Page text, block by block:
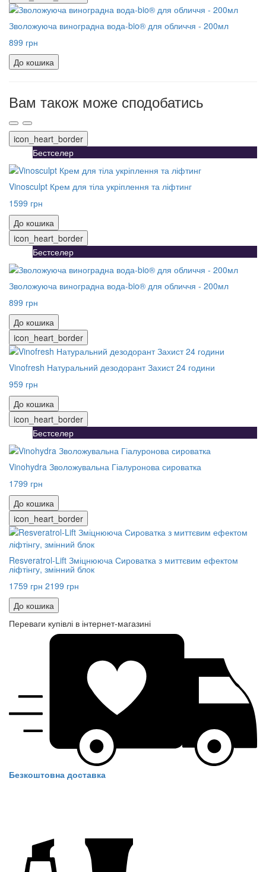
Зволожуюча виноградна вода-bio® для обличчя - 200мл
899 грн
До кошика
Вам також може сподобатись
icon_heart_border
Бестселер
Vinosculpt Крем для тіла укріплення та ліфтинг
1599 грн
До кошика
icon_heart_border
Бестселер
Зволожуюча виноградна вода-bio® для обличчя - 200мл
899 грн
До кошика
icon_heart_border
Vinofresh Натуральний дезодорант Захист 24 години
959 грн
До кошика
icon_heart_border
Бестселер
Vinohydra Зволожувальна Гіалуронова сироватка
1799 грн
До кошика
icon_heart_border
Resveratrol-Lift Зміцнююча Сироватка з миттєвим ефектом
ліфтінгу, змінний блок
1759 грн 2199 грн
До кошика
Переваги купівлі в інтернет-магазині
Безкоштовна доставка